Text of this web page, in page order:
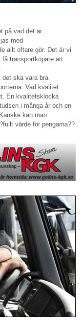
på vad det är.
med
allt oftare gör. Det är vi
transportköpare att
ska vara bra
Vad kvalitet
En kvalitetsklocka
i många år och en
kan man
värde för pengarna??